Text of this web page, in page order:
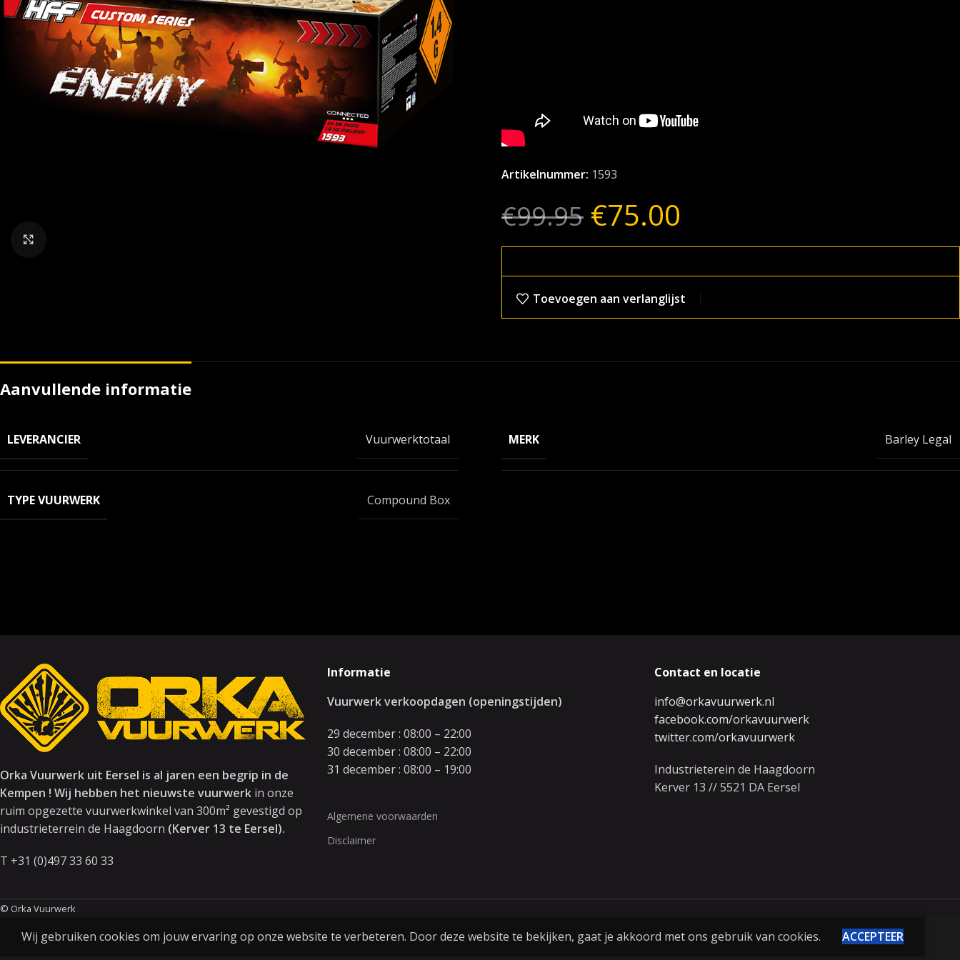
Artikelnummer: 1593
€99.95 €75.00
Toevoegen aan verlanglijst
Aanvullende informatie
LEVERANCIER Vuurwerktotaal MERK Barley Legal
TYPE VUURWERK Compound Box
Orka Vuurwerk uit Eersel is al jaren een begrip in de
Kempen ! Wij hebben het nieuwste vuurwerk in onze
ruim opgezette vuurwerkwinkel van 300m² gevestigd op
industrieterrein de Haagdoorn (Kerver 13 te Eersel).
T +31 (0)497 33 60 33
Informatie
Vuurwerk verkoopdagen (openingstijden)
29 december : 08:00 – 22:00
30 december : 08:00 – 22:00
31 december : 08:00 – 19:00
Algemene voorwaarden
Disclaimer
Contact en locatie
info@orkavuurwerk.nl
facebook.com/orkavuurwerk
twitter.com/orkavuurwerk
Industrieterein de Haagdoorn
Kerver 13 // 5521 DA Eersel
© Orka Vuurwerk
Wij gebruiken cookies om jouw ervaring op onze website te verbeteren. Door deze website te bekijken, gaat je akkoord met ons gebruik van cookies. ACCEPTEER